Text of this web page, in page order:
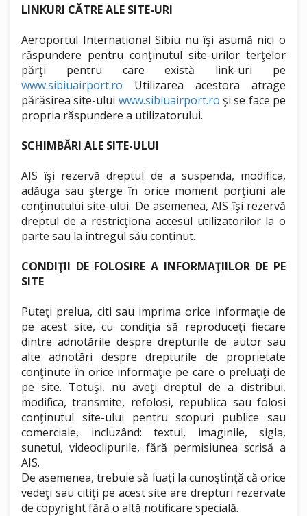
LINKURI CĂTRE ALE SITE-URI
Aeroportul International Sibiu nu îşi asumă nici o
răspundere pentru conţinutul site-urilor terţelor
părţi pentru care există link-uri pe
www.sibiuairport.ro Utilizarea acestora atrage
părăsirea site-ului www.sibiuairport.ro şi se face pe
propria răspundere a utilizatorului.
SCHIMBĂRI ALE SITE-ULUI
AIS îşi rezervă dreptul de a suspenda, modifica,
adăuga sau şterge în orice moment porţiuni ale
conţinutului site-ului. De asemenea, AIS îşi rezervă
dreptul de a restricţiona accesul utilizatorilor la o
parte sau la întregul său conținut.
CONDIŢII DE FOLOSIRE A INFORMAŢIILOR DE PE
SITE
Puteţi prelua, citi sau imprima orice informaţie de
pe acest site, cu condiţia să reproduceţi fiecare
dintre adnotările despre drepturile de autor sau
alte adnotări despre drepturile de proprietate
conţinute în orice informaţie pe care o preluaţi de
pe site. Totuşi, nu aveţi dreptul de a distribui,
modifica, transmite, refolosi, republica sau folosi
conţinutul site-ului pentru scopuri publice sau
comerciale, incluzând: textul, imaginile, sigla,
sunetul, videoclipurile, fără permisiunea scrisă a
AIS.
De asemenea, trebuie să luaţi la cunoştinţă că orice
vedeţi sau citiţi pe acest site are drepturi rezervate
de copyright fără o altă notificare specială.